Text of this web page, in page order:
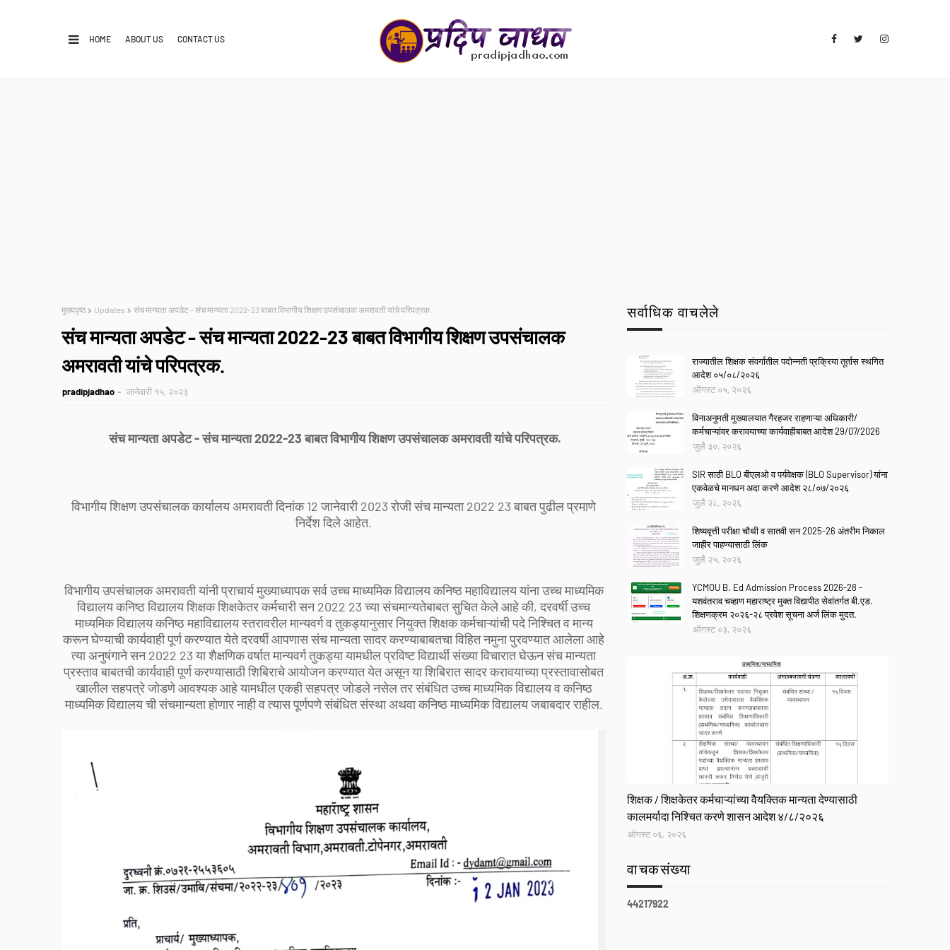
HOME ABOUT US CONTACT US
मुख्यपृष्ठ Updates संच मान्यता अपडेट - संच मान्यता 2022-23 बाबत विभागीय शिक्षण उपसंचालक अमरावती यांचे परिपत्रक.
संच मान्यता अपडेट - संच मान्यता 2022-23 बाबत विभागीय शिक्षण उपसंचालक
अमरावती यांचे परिपत्रक.
pradipjadhao जानेवारी १५, २०२३
संच मान्यता अपडेट - संच मान्यता 2022-23 बाबत विभागीय शिक्षण उपसंचालक अमरावती यांचे परिपत्रक.
विभागीय शिक्षण उपसंचालक कार्यालय अमरावती दिनांक 12 जानेवारी 2023 रोजी संच मान्यता 2022 23 बाबत पुढील प्रमाणे
निर्देश दिले आहेत.
विभागीय उपसंचालक अमरावती यांनी प्राचार्य मुख्याध्यापक सर्व उच्च माध्यमिक विद्यालय कनिष्ठ महाविद्यालय यांना उच्च माध्यमिक
विद्यालय कनिष्ठ विद्यालय शिक्षक शिक्षकेतर कर्मचारी सन 2022 23 च्या संचमान्यतेबाबत सुचित केले आहे की, दरवर्षी उच्च
माध्यमिक विद्यालय कनिष्ठ महाविद्यालय स्तरावरील मान्यवर्ग व तुकड्यानुसार नियुक्त शिक्षक कर्मचाऱ्यांची पदे निश्चित व मान्य
करून घेण्याची कार्यवाही पूर्ण करण्यात येते दरवर्षी आपणास संच मान्यता सादर करण्याबाबतचा विहित नमुना पुरवण्यात आलेला आहे
त्या अनुषंगाने सन 2022 23 या शैक्षणिक वर्षात मान्यवर्ग तुकड्या यामधील प्रविष्ट विद्यार्थी संख्या विचारात घेऊन संच मान्यता
प्रस्ताव बाबतची कार्यवाही पूर्ण करण्यासाठी शिबिराचे आयोजन करण्यात येत असून या शिबिरात सादर करावयाच्या प्रस्तावासोबत
खालील सहपत्रे जोडणे आवश्यक आहे यामधील एकही सहपत्र जोडले नसेल तर संबंधित उच्च माध्यमिक विद्यालय व कनिष्ठ
माध्यमिक विद्यालय ची संचमान्यता होणार नाही व त्यास पूर्णपणे संबंधित संस्था अथवा कनिष्ठ माध्यमिक विद्यालय जबाबदार राहील.
सर्वाधिक वाचलेले
राज्यातील शिक्षक संवर्गातील पदोन्नती प्रक्रिया तूर्तास स्थगित
आदेश ०५/०८/२०२६
ऑगस्ट ०५, २०२६
विनाअनुमती मुख्यालयात गैरहजर राहणाऱ्या अधिकारी/
कर्मचाऱ्यांवर करावयाच्या कार्यवाहीबाबत आदेश 29/07/2026
जुलै ३०, २०२६
SIR साठी BLO बीएलओ व पर्यवेक्षक (BLO Supervisor) यांना
एकवेळचे मानधन अदा करणे आदेश २८/०७/२०२६
जुलै २८, २०२६
शिष्यवृत्ती परीक्षा चौथी व सातवी सन 2025-26 अंतरीम निकाल
जाहीर पाहण्यासाठी लिंक
जुलै २५, २०२६
YCMOU B. Ed Admission Process 2026-28 -
यशवंतराव चव्हाण महाराष्ट्र मुक्त विद्यापीठ सेवांतर्गत बी.एड.
शिक्षणक्रम २०२६-२८ प्रवेश सूचना अर्ज लिंक मुदत.
ऑगस्ट ०३, २०२६
शिक्षक / शिक्षकेतर कर्मचाऱ्यांच्या वैयक्तिक मान्यता देण्यासाठी
कालमर्यादा निश्चित करणे शासन आदेश ४/८/२०२६
ऑगस्ट ०६, २०२६
वाचकसंख्या
44217922